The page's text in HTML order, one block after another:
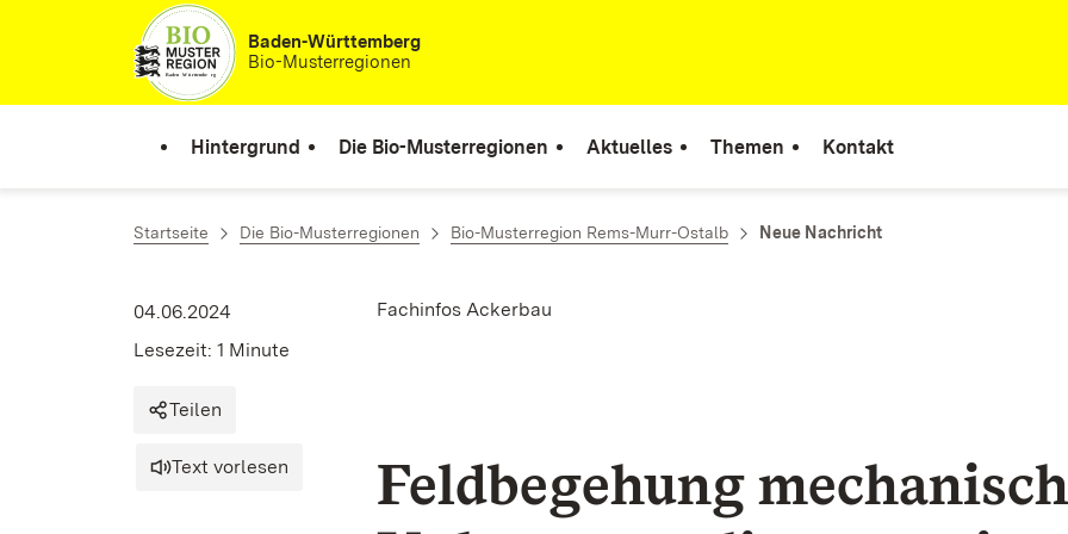
Zum Inhalt springenBaden-Württemberg
Bio-Musterregionen
Hintergrund Die Bio-Musterregionen Aktuelles Themen Kontakt
Startseite Die Bio-Musterregionen Bio-Musterregion Rems-Murr-Ostalb Neue Nachricht
Fachinfos Ackerbau
04.06.2024
Lesezeit: 1 Minute
Teilen
Text vorlesen
Feldbegehung